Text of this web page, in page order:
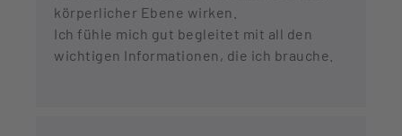
körperlicher Ebene wirken.
Ich fühle mich gut begleitet mit all den
wichtigen Informationen, die ich brauche.